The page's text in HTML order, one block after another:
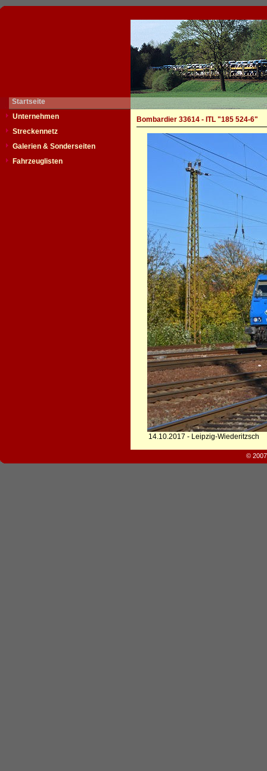
Startseite
Unternehmen
Streckennetz
Galerien & Sonderseiten
Fahrzeuglisten
Bombardier 33614 - ITL "185 524-6"
14.10.2017 - Leipzig-Wiederitzsch
©